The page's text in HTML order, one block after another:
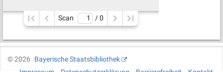
Scan / 0
©2026
Bayerische Staatsbibliothek